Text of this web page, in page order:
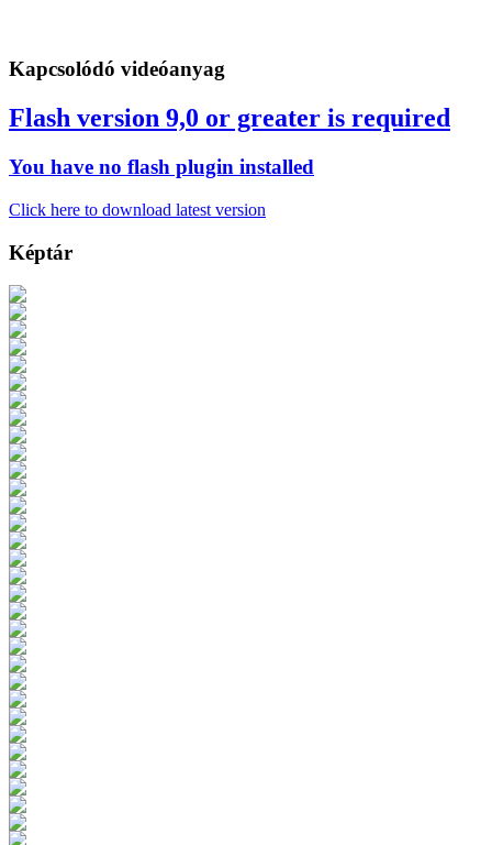
Kapcsolódó videóanyag
Flash version 9,0 or greater is required
You have no flash plugin installed
Click here to download latest version
Képtár